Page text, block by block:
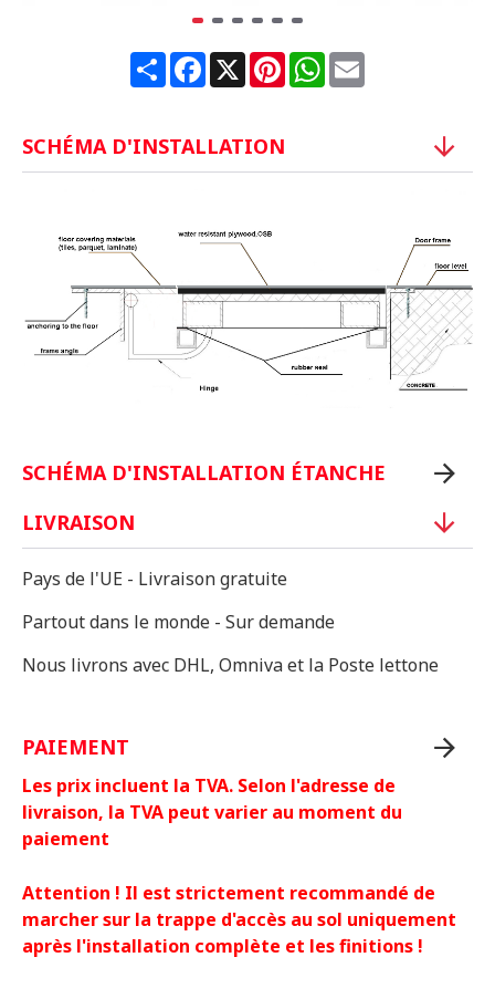
ShareFacebook
X PinterestWhatsApp
Email
SCHÉMA D'INSTALLATION
SCHÉMA D'INSTALLATION ÉTANCHE
LIVRAISON
Pays de l'UE - Livraison gratuite
Partout dans le monde - Sur demande
Nous livrons avec DHL, Omniva et la Poste lettone
PAIEMENT
Les prix incluent la TVA. Selon l'adresse de
livraison, la TVA peut varier au moment du
paiement
Attention ! Il est strictement recommandé de
marcher sur la trappe d'accès au sol uniquement
après l'installation complète et les finitions !